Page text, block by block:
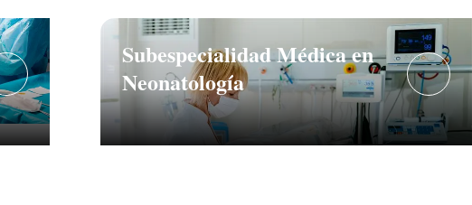
Subespecialidad Médica en
Neonatología